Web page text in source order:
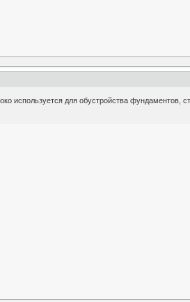
для обустройства фундаментов,